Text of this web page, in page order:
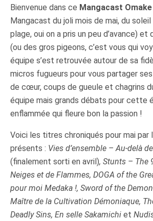
Bienvenue dans ce Mangacast Omake
Mangacast du joli mois de mai, du soleil
plage, oui on a pris un peu d’avance)
(ou des gros pigeons, c’est vous qui
équipe s’est retrouvée autour de sa
micros fugueurs pour vous partager
de cœur, coups de gueule et chagrins
équipe mais grands débats pour cette
enflammée qui fleure bon la passion !
Voici les titres chroniqués pour mai par
présents : Vies d’ensemble – Au-delà
(finalement sorti en avril), Stunts – The
Neiges et de Flammes, DOGA of the
pour moi Medaka !, Sword of the
Maître de la Cultivation Démoniaque,
Deadly Sins, En selle Sakamichi et